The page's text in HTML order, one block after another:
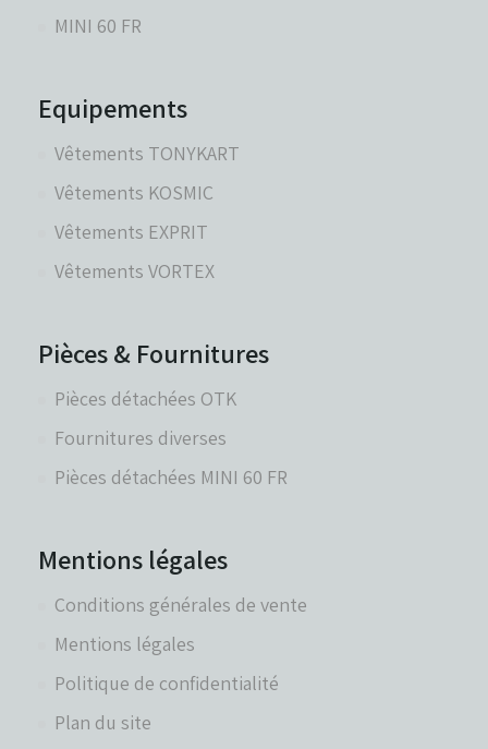
MINI 60 FR
Equipements
Vêtements TONYKART
Vêtements KOSMIC
Vêtements EXPRIT
Vêtements VORTEX
Pièces & Fournitures
Pièces détachées OTK
Fournitures diverses
Pièces détachées MINI 60 FR
Mentions légales
Conditions générales de vente
Mentions légales
Politique de confidentialité
Plan du site